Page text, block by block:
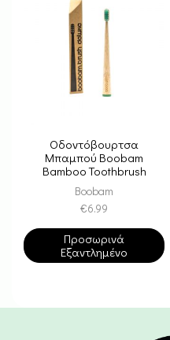
Οδοντόβουρτσα
Μπαμπού Boobam
Bamboo Toothbrush
Deluxe – Green Medium
Boobam
€6.99
Προσωρινά
Εξαντλημένο